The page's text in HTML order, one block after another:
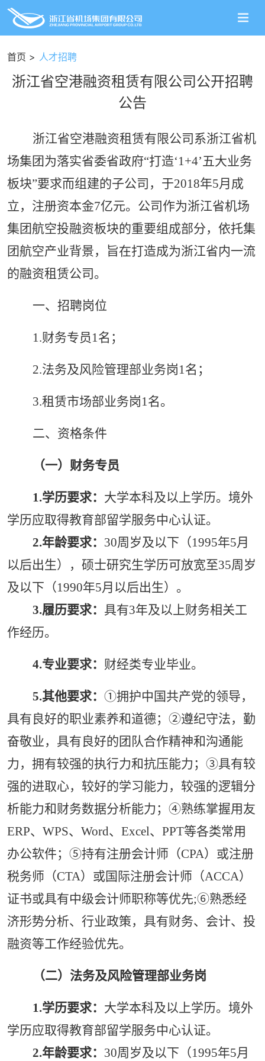
首页 人才招聘
浙江省空港融资租赁有限公司公开招聘
公告
浙江省空港融资租赁有限公司系浙江省机
场集团为落实省委省政府“打造‘1+4’五大业务
板块”要求而组建的子公司，于2018年5月成
立，注册资本金7亿元。公司作为浙江省机场
集团航空投融资板块的重要组成部分，依托集
团航空产业背景，旨在打造成为浙江省内一流
的融资租赁公司。
一、 招聘岗位
1.财务专员1名；
2.法务及风险管理部业务岗1名；
3.租赁市场部业务岗1名。
二、资格条件
（一）财务专员
1.学历要求： 大学本科及以上学历。境外
学历应取得教育部留学服务中心认证。
2.年龄要求： 30周岁及以下（1995年5月
以后出生），硕士研究生学历可放宽至35周岁
及以下（1990年5月以后出生）。
3.履历要求： 具有3年及以上财务相关工
作经历。
4.专业要求： 财经类专业毕业。
5.其他要求： ①拥护中国共产党的领导，
具有良好的职业素养和道德；②遵纪守法，勤
奋敬业，具有良好的团队合作精神和沟通能
力，拥有较强的执行力和抗压能力；③具有较
强的进取心，较好的学习能力，较强的逻辑分
析能力和财务数据分析能力；④熟练掌握用友
ERP、WPS、Word、Excel、PPT等各类常用
办公软件；⑤持有注册会计师（CPA）或注册
税务师（CTA）或国际注册会计师（ACCA）
证书或具有中级会计师职称等优先;⑥熟悉经
济形势分析、行业政策，具有财务、会计、投
融资等工作经验优先。
（二）法务及风险管理部业务岗
1.学历要求： 大学本科及以上学历。境外
学历应取得教育部留学服务中心认证。
2.年龄要求： 30周岁及以下（1995年5月